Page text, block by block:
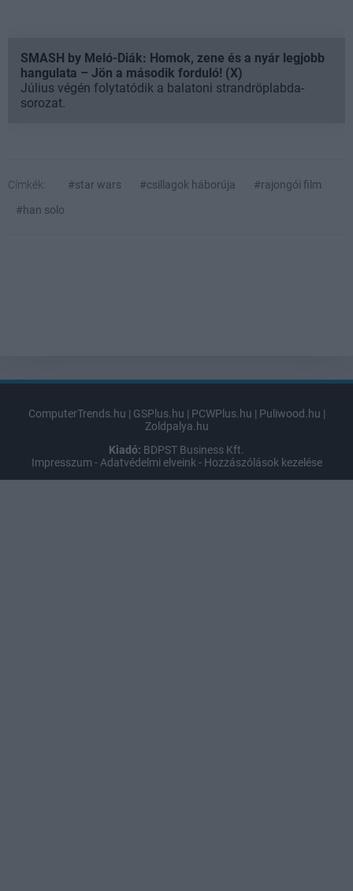
SMASH by Meló-Diák: Homok, zene és a nyár legjobb
hangulata – Jön a második forduló! (X)
Július végén folytatódik a balatoni strandröplabda-
sorozat.
Címkék: #star wars #csillagok háborúja
#rajongói film
#han solo
ComputerTrends.hu | GSPlus.hu | PCWPlus.hu | Puliwood.hu |
Zoldpalya.hu
Kiadó: BDPST Business Kft.
Impresszum -Adatvédelmi elveink- Hozzászólások kezelése